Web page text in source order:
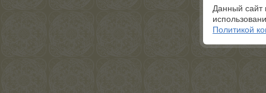
Данный сайт
Политикой